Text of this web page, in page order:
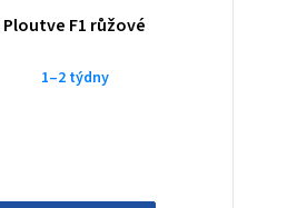
Ploutve F1 růžové
1–2 týdny